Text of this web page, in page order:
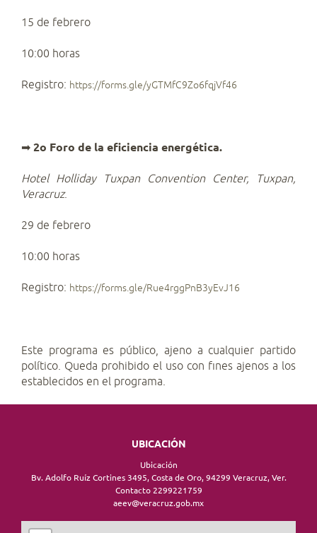
15 de febrero
10:00 horas
Registro: https://forms.gle/yGTMfC9Zo6fqjVf46
➡ 2o Foro de la eficiencia energética.
Hotel Holliday Tuxpan Convention Center, Tuxpan,
Veracruz.
29 de febrero
10:00 horas
Registro: https://forms.gle/Rue4rggPnB3yEvJ16
Este programa es público, ajeno a cualquier partido
político. Queda prohibido el uso con fines ajenos a los
establecidos en el programa.
UBICACIÓN
Ubicación
Bv. Adolfo Ruíz Cortines 3495, Costa de Oro, 94299 Veracruz, Ver.
Contacto 2299221759
aeev@veracruz.gob.mx